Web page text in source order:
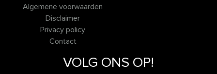
Algemene voorwaarden
Disclaimer
Privacy policy
Contact
VOLG ONS OP!